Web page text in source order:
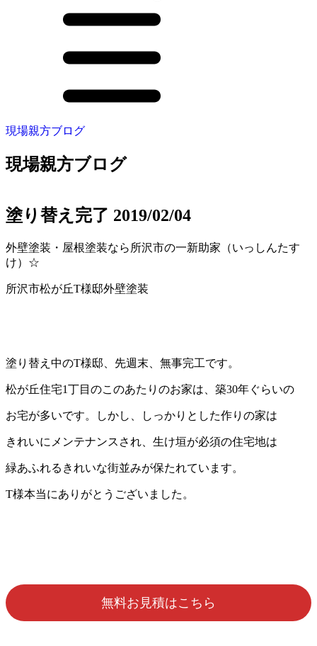
現場親方ブログ
現場親方ブログ
塗り替え完了 2019/02/04
外壁塗装・屋根塗装なら所沢市の一新助家（いっしんたす
け）☆
所沢市松が丘T様邸外壁塗装
塗り替え中のT様邸、先週末、無事完工です。
松が丘住宅1丁目のこのあたりのお家は、築30年ぐらいの
お宅が多いです。しかし、しっかりとした作りの家は
きれいにメンテナンスされ、生け垣が必須の住宅地は
緑あふれるきれいな街並みが保たれています。
T様本当にありがとうございました。
無料お見積はこちら